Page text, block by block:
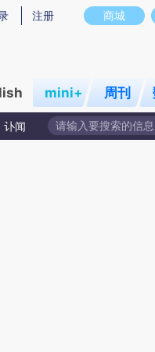
存在偏差。不代表财新观点和立
商城
注册
mini+ 周刊
讣闻